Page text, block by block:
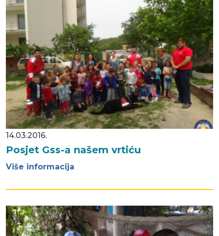
14.03.2016.
Posjet Gss-a našem vrtiću
Više informacija